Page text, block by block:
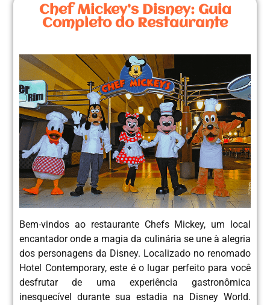
Chef Mickey’s Disney: Guia
Completo do Restaurante
Bem-vindos ao restaurante Chefs Mickey, um local
encantador onde a magia da culinária se une à alegria
dos personagens da Disney. Localizado no renomado
Hotel Contemporary, este é o lugar perfeito para você
desfrutar de uma experiência gastronômica
inesquecível durante sua estadia na Disney World.